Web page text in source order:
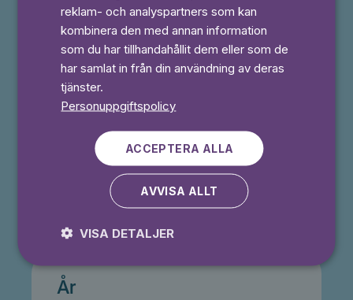
⭐️ Offer!
Månad
49,50 kr
50% rabatt i 3 månader
Läs och lyssna obegränsat
Ingen bindningstid
Prova 7 dagar gratis
År
reklam- och analyspartners som kan
kombinera den med annan information
som du har tillhandahållit dem eller som de
har samlat in från din användning av deras
tjänster.
Personuppgiftspolicy
ACCEPTERA ALLA
AVVISA ALLT
VISA DETALJER